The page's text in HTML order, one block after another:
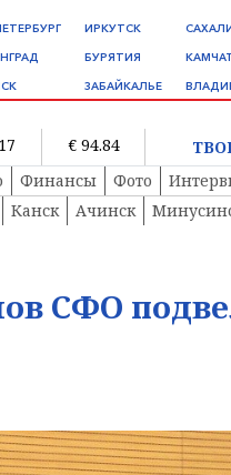
ИРКУТСК
БУРЯТИЯ
ЗАБАЙКАЛЬЕ
€ 94.84
Финансы Фото
Канск
Ачинск
СФО